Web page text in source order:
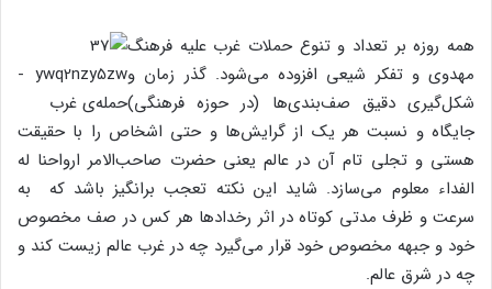
همه روزه بر تعداد و تنوع حملات غرب علیه فرهنگ
مهدوی و تفکر شیعی افزوده می‌شود. گذر زمان و
شکل‌گیری دقیق صف‌بندی‌ها (در حوزه فرهنگی)
جایگاه و نسبت هر یک از گرایش‌ها و حتی اشخاص را با حقیقت
هستی و تجلی تام آن در عالم یعنی حضرت صاحب‌الامر ارواحنا له
الفداء معلوم می‌سازد. شاید این نکته تعجب برانگیز باشد که به
سرعت و ظرف مدتی کوتاه در اثر رخدادها هر کس در صف مخصوص
خود و جبهه مخصوص خود قرار می‌گیرد چه در غرب عالم زیست کند و
چه در شرق عالم.